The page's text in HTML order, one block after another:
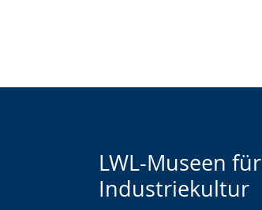
LWL-Museen für
Industriekultur